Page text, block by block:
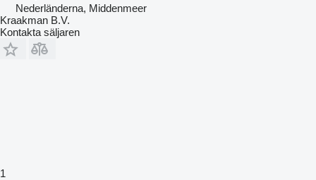
Nederländerna, Middenmeer
Kraakman B.V.
Kontakta säljaren
1